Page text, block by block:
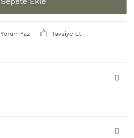
Yorum Yaz Tavsiye Et